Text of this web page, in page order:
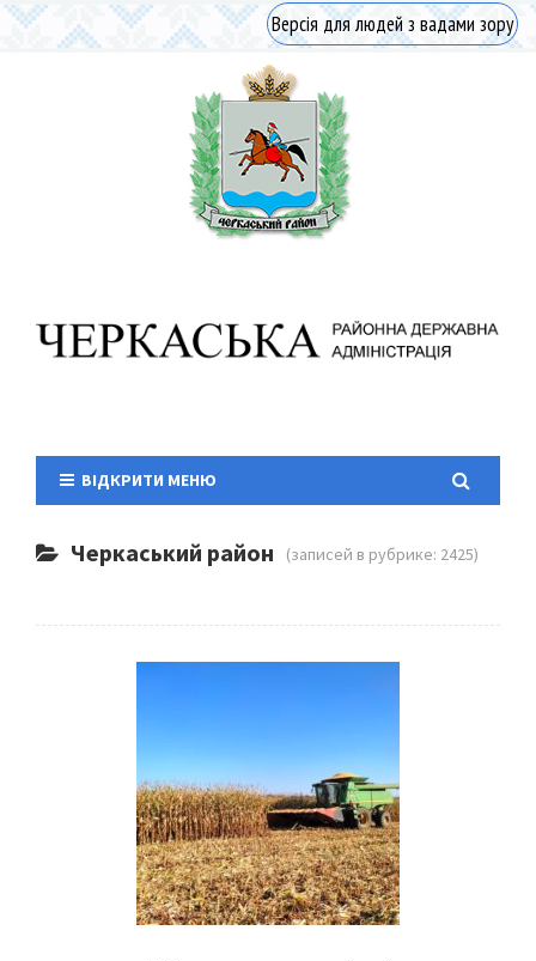
Версія для людей з вадами зору
ВІДКРИТИ МЕНЮ
Черкаський район (записей в рубрике: 2425)